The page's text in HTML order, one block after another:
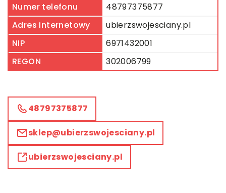
Numer telefonu
48797375877
Adres internetowy
ubierzswojesciany.pl
NIP
6971432001
REGON
302006799
48797375877
sklep@ubierzswojesciany.pl
ubierzswojesciany.pl